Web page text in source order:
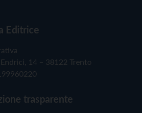
Editrice
14 – 38122 Trento
trasparente